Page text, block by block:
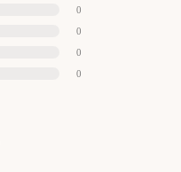
0
0
0
0